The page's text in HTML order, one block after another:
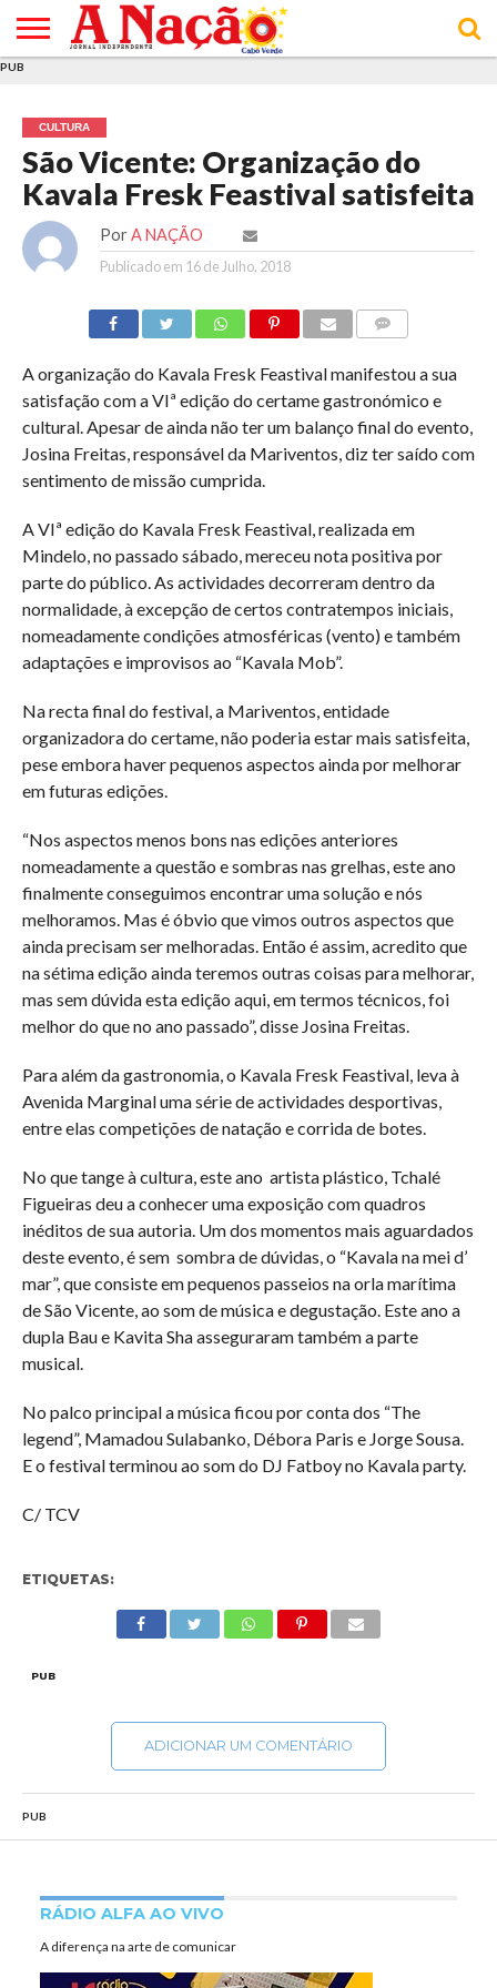
E DE
COOKIES
DE
UTILIZAÇÃO
PUB
CULTURA
São Vicente: Organização do
Kavala Fresk Feastival satisfeita
Por A NAÇÃO
Publicado em 16 de Julho, 2018
A organização do Kavala Fresk Feastival manifestou a sua
satisfação com a VIª edição do certame gastronómico e
cultural. Apesar de ainda não ter um balanço final do evento,
Josina Freitas, responsável da Mariventos, diz ter saído com
sentimento de missão cumprida.
A VIª edição do Kavala Fresk Feastival, realizada em
Mindelo, no passado sábado, mereceu nota positiva por
parte do público. As actividades decorreram dentro da
normalidade, à excepção de certos contratempos iniciais,
nomeadamente condições atmosféricas (vento) e também
adaptações e improvisos ao “Kavala Mob”.
Na recta final do festival, a Mariventos, entidade
organizadora do certame, não poderia estar mais satisfeita,
pese embora haver pequenos aspectos ainda por melhorar
em futuras edições.
“Nos aspectos menos bons nas edições anteriores
nomeadamente a questão e sombras nas grelhas, este ano
finalmente conseguimos encontrar uma solução e nós
melhoramos. Mas é óbvio que vimos outros aspectos que
ainda precisam ser melhoradas. Então é assim, acredito que
na sétima edição ainda teremos outras coisas para melhorar,
mas sem dúvida esta edição aqui, em termos técnicos, foi
melhor do que no ano passado”, disse Josina Freitas.
Para além da gastronomia, o Kavala Fresk Feastival, leva à
Avenida Marginal uma série de actividades desportivas,
entre elas competições de natação e corrida de botes.
No que tange à cultura, este ano artista plástico, Tchalé
Figueiras deu a conhecer uma exposição com quadros
inéditos de sua autoria. Um dos momentos mais aguardados
deste evento, é sem sombra de dúvidas, o “Kavala na mei d’
mar”, que consiste em pequenos passeios na orla marítima
de São Vicente, ao som de música e degustação. Este ano a
dupla Bau e Kavita Sha asseguraram também a parte
musical.
No palco principal a música ficou por conta dos “The
legend”, Mamadou Sulabanko, Débora Paris e Jorge Sousa.
E o festival terminou ao som do DJ Fatboy no Kavala party.
C/ TCV
ETIQUETAS:
PUB
ADICIONAR UM COMENTÁRIO
PUB
RÁDIO ALFA AO VIVO
A diferença na arte de comunicar